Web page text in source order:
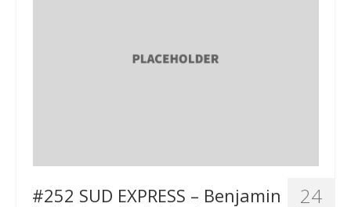
24
#252 SUD EXPRESS – Benjamin